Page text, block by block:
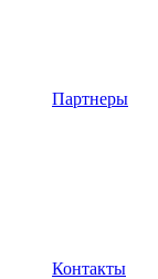
Партнеры
Контакты